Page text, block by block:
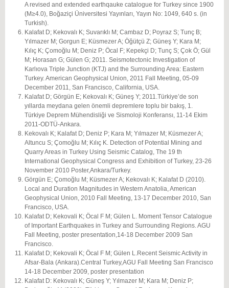
A revised and extended earthqauke catalogue for Turkey since 1900
(M≥4.0), Boğaziçi Üniversitesi Yayınları, Yayın No: 1049, 640 s. (in
Turkish).
Kalafat D; Kekovalı K; Suvarıklı M; Cambaz D; Poyraz S; Tunç B;
Yılmazer M; Gorgun E; Küsmezer A; Öğütçü Z; Güneş Y; Kara M;
Kılıç K; Çomoğlu M; Deniz P; Öcal F; Kepekçi D; Tunç S; Çok Ö; Gül
M; Horasan G; Gülen G; 2011. Seismotectonic Investigation of
Karlıova Triple Junction (KTJ) and the Surrounding Area: Eastern
Turkey. American Geophysical Union, 2011 Fall Meeting, 05-09
December 2011, San Francisco, California, USA.
Kalafat D; Görgün E; Kekovalı K; Güneş Y; 2011.Türkiye’de son
yıllarda meydana gelen önemli depremlere toplu bir bakış, 1.
Türkiye Deprem Mühendisliği ve Sismoloji Konferansı, 11-14 Ekim
2011-ODTÜ-Ankara.
Kekovalı K; Kalafat D; Deniz P; Kara M; Yılmazer M; Küsmezer A;
Altuncu S; Çomoğlu M; Kılıç K. Detection of Potential Mining and
Quarry Areas in Turkey Using Seismic Catalog, The 19 th
International Geophysical Congress and Exhibition of Turkey, 23-26
November 2010 Poster,Ankara/Turkey.
Görgün E; Çomoğlu M; Küsmezer A; Kekovalı K; Kalafat D (2010).
Local and Duration Magnitudes in Western Anatolia, American
Geophysical Union, 2010 Fall Meeting, 13-17 December 2010, San
Francisco, USA.
Kalafat D; Kekovali K; Öcal F M; Gülen L. Moment Tensor Catalogue
of Important Earthquakes in Turkey and Surrounding Regions. AGU
Fall Meeting, poster presentation,14-18 December 2009 San
Francisco.
Kalafat D; Kekovali K; Öcal F M; Gülen L.Recent Seismic Activity in
Afsar-Bala (Ankara).Central Turkey,AGU Fall Meeting San Francisco
14-18 December 2009, poster presentation
Kalafat D: Kekovalı K; Güneş Y; Yılmazer M; Kara M; Deniz P;